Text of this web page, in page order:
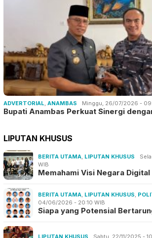
ADVERTORIAL, ANAMBAS Minggu, 26/07/2026 -
Bupati Anambas Perkuat Sinergi
LIPUTAN KHUSUS
BERITA UTAMA, LIPUTAN KHUSUS
WIB
Memahami Visi Negara
BERITA UTAMA, LIPUTAN KHUSUS,
04/06/2026 - 20:10 WIB
Siapa yang Potensial